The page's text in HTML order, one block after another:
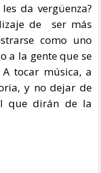
da vergüenza?
de ser más
como uno
a la gente que se
tocar música, a
y no dejar de
que dirán de la